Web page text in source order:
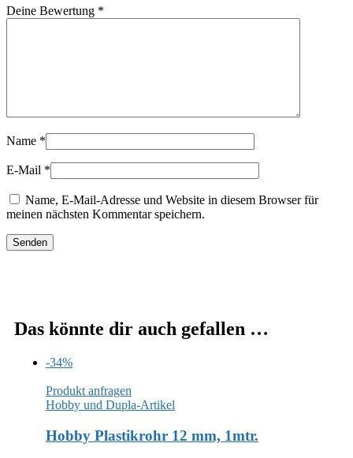
Deine Bewertung *
Name *
E-Mail *
Name, E-Mail-Adresse und Website in diesem Browser für
meinen nächsten Kommentar speichern.
Das könnte dir auch gefallen …
-34%
Produkt anfragen
Hobby und Dupla-Artikel
Hobby Plastikrohr 12 mm, 1mtr.